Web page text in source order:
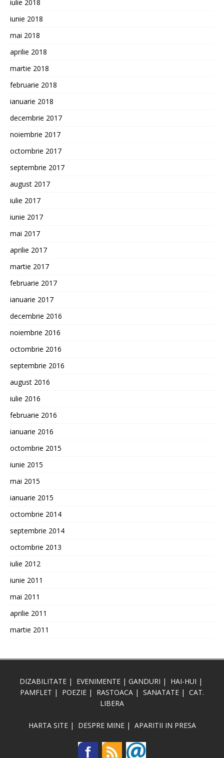
iulie 2018
iunie 2018
mai 2018
aprilie 2018
martie 2018
februarie 2018
ianuarie 2018
decembrie 2017
noiembrie 2017
octombrie 2017
septembrie 2017
august 2017
iulie 2017
iunie 2017
mai 2017
aprilie 2017
martie 2017
februarie 2017
ianuarie 2017
decembrie 2016
noiembrie 2016
octombrie 2016
septembrie 2016
august 2016
iulie 2016
februarie 2016
ianuarie 2016
octombrie 2015
iunie 2015
mai 2015
ianuarie 2015
octombrie 2014
septembrie 2014
octombrie 2013
iulie 2012
iunie 2011
mai 2011
aprilie 2011
martie 2011
DIZABILITATE | EVENIMENTE | GANDURI | HAI-HUI |
PAMFLET | POEZIE | RASTOACA | SANATATE | CAT.
LIBERA
HARTA SITE| DESPRE MINE| APARITII IN PRESA